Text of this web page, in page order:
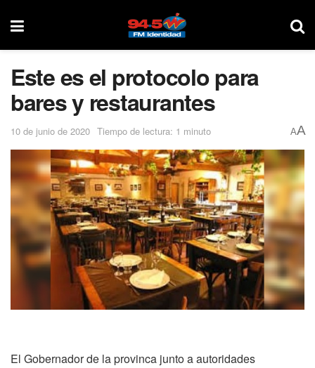
Este es el protocolo para
bares y restaurantes
10 de junio de 2020 Tiempo de lectura: 1 minuto AA
El Gobernador de la provinca junto a autoridades